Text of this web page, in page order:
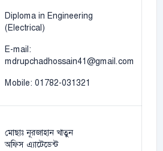
Diploma in Engineering
(Electrical)
E-mail:
mdrupchadhossain41@gmail.com
Mobile: 01782-031321
মোছাঃ নূরজাহান খাতুন
অফিস এ্যাটেডেন্ট